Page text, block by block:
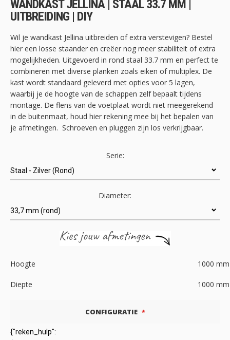
de
afbeeldingen-
WANDKAST JELLINA | STAAL 33.7 MM |
UITBREIDING | DIY
Wil je wandkast Jellina uitbreiden of extra verstevigen? Bestel
hier een losse staander en creëer nog meer stabiliteit of extra
mogelijkheden. Uitgevoerd in rond staal 33.7 mm en perfect te
combineren met diverse planken zoals eiken of multiplex. De
kast wordt standaard geleverd met opties voor 5 lagen,
waarbij je de hoogte van de schappen zelf bepaalt tijdens
montage. De flens van de voetplaat wordt niet meegerekend
in de buitenmaat, houd hier rekening mee bij het bepalen van
je afmetingen. Schroeven en pluggen zijn los verkrijgbaar.
Serie:
Diameter:
Hoogte 1000 mm
Diepte 1000 mm
CONFIGURATIE